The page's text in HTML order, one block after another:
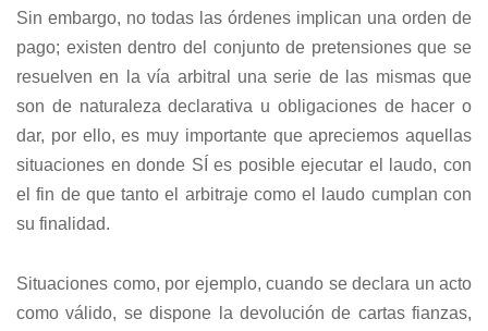
Sin embargo, no todas las órdenes implican una orden de
pago; existen dentro del conjunto de pretensiones que se
resuelven en la vía arbitral una serie de las mismas que
son de naturaleza declarativa u obligaciones de hacer o
dar, por ello, es muy importante que apreciemos aquellas
situaciones en donde SÍ es posible ejecutar el laudo, con
el fin de que tanto el arbitraje como el laudo cumplan con
su finalidad.
Situaciones como, por ejemplo, cuando se declara un acto
como válido, se dispone la devolución de cartas fianzas,